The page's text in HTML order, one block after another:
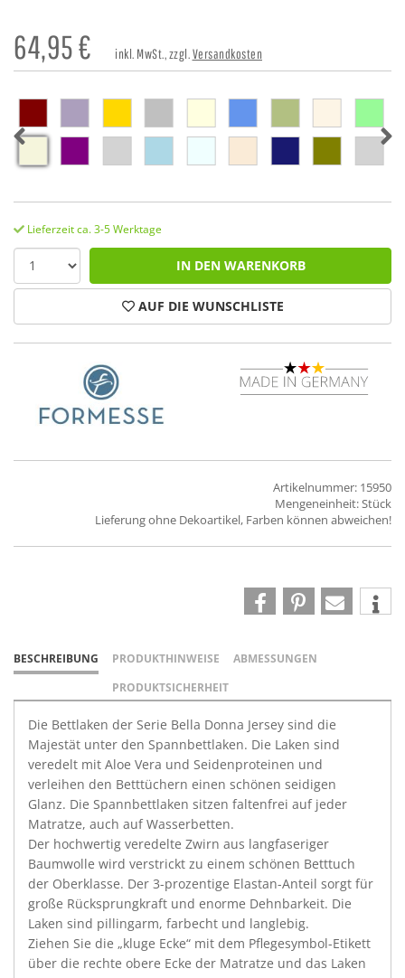
64,95€ inkl. MwSt., zzgl.Versandkosten
Lieferzeit ca. 3-5 Werktage
IN DEN WARENKORB
AUF DIE WUNSCHLISTE
Artikelnummer: 15950
Mengeneinheit: Stück
Lieferung ohne Dekoartikel, Farben können abweichen!
BESCHREIBUNG PRODUKTHINWEISE
ABMESSUNGEN
PRODUKTSICHERHEIT
Die Bettlaken der Serie Bella Donna Jersey sind die
Majestät unter den Spannbettlaken. Die Laken sind
veredelt mit Aloe Vera und Seidenproteinen und
verleihen den Betttüchern einen schönen seidigen
Glanz. Die Spannbettlaken sitzen faltenfrei auf jeder
Matratze, auch auf Wasserbetten.
Der hochwertig veredelte Zwirn aus langfaseriger
Baumwolle wird verstrickt zu einem schönen Betttuch
der Oberklasse. Der 3-prozentige Elastan-Anteil sorgt für
große Rücksprungkraft und enorme Dehnbarkeit. Die
Laken sind pillingarm, farbecht und langlebig.
Ziehen Sie die „kluge Ecke“ mit dem Pflegesymbol-Etikett
über die rechte obere Ecke der Matratze und das Laken